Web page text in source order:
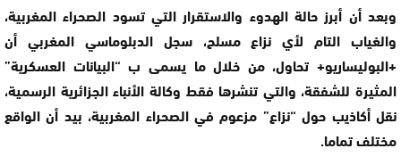
وبعد أن أبرز حالة الهدوء والاستقرار التي تسود الصحراء المغربية،
والغياب التام لأي نزاع مسلح، سجل الدبلوماسي المغربي أن
+البوليساريو+ تحاول، من خلال ما يسمى ب “البيانات العسكرية”
المثيرة للشفقة، والتي تنشرها فقط وكالة الأنباء الجزائرية الرسمية،
نقل أكاذيب حول “نزاع” مزعوم في الصحراء المغربية، بيد أن الواقع
مختلف تماما.